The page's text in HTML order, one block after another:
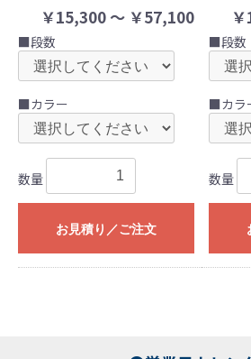
￥15,300 ～ ￥57,100
■段数
■カラー
数量
お見積り／ご注文
■段数
■カラ
数量